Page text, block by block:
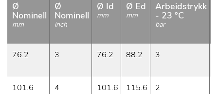
Ø
Nominell
mm
Ø
Nominell
inch
Ø Id
mm
Ø Ed
mm
Arbeidstrykk
- 23 °C
bar
76.2 3 76.2 88.2 3
101.6 4 101.6 115.6 2